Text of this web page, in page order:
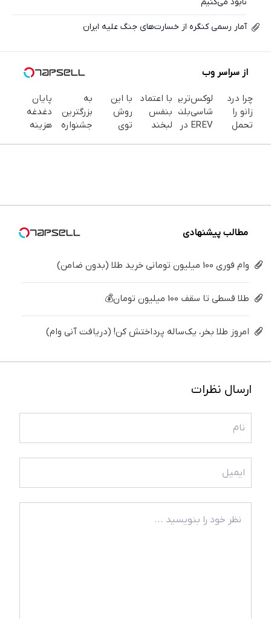
نابود می‌کنیم
آمار رسمی کنگره از خسارت‌های جنگ علیه ایران
از سراسر وب
چرا درد
زانو را
تحمل
کن
لوکس‌ترین
شاسی‌بلند
EREV در
شد!
با اعتماد
بنفس
لبخند
با این
روش
توی
به
بزرگترین
جشنواره
پایان
دغدغه
هزینه
کننده
مطالب پیشنهادی
وام فوری 100 میلیون تومانی خرید طلا (بدون ضامن)
طلا قسطی تا سقف 100 میلیون تومان💰
امروز طلا بخر، یک‌ساله پرداختش کن! (دریافت آنی وام)
ارسال نظرات